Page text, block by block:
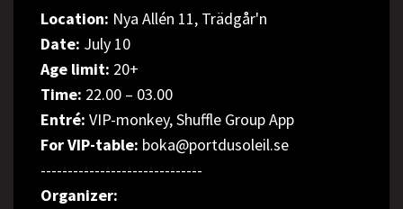
Location: Nya Allén 11, Trädgår'n
Date: July 10
Age limit: 20+
Time: 22.00 – 03.00
Entré: VIP-monkey, Shuffle Group App
For VIP-table: boka@portdusoleil.se
------------------------------
Organizer: